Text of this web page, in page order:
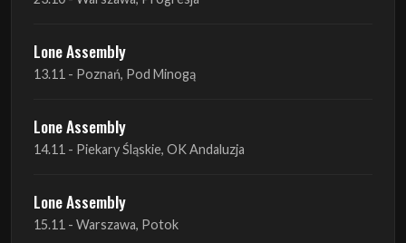
Lone Assembly
13.11 - Poznań, Pod Minogą
Lone Assembly
14.11 - Piekary Śląskie, OK Andaluzja
Lone Assembly
15.11 - Warszawa, Potok